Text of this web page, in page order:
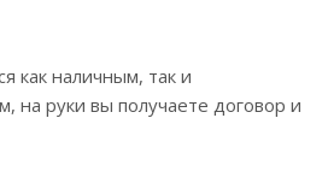
как наличным, так и
на руки вы получаете договор и